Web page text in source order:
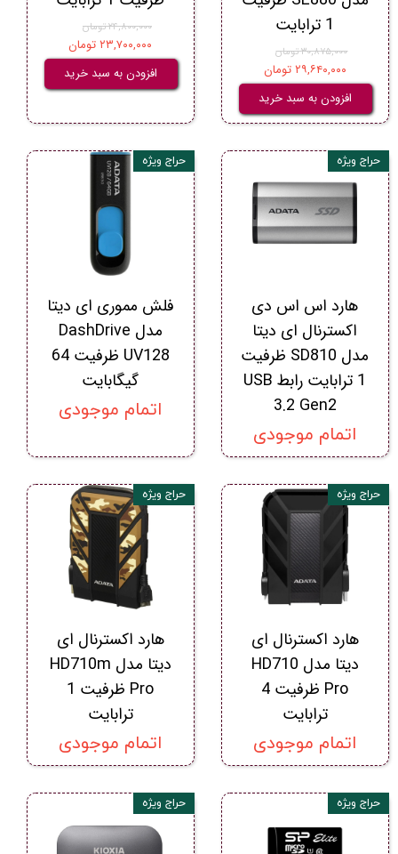
1 ترابایت
۳۰,۸۷۵,۰۰۰ تومان
۲۹,۶۴۰,۰۰۰ تومان
افزودن به سبد خرید
۲۴,۸۰۰,۰۰۰ تومان
۲۳,۷۰۰,۰۰۰ تومان
افزودن به سبد خرید
هارد اس اس دی
اکسترنال ای دیتا
مدل SD810 ظرفیت
1 ترابایت رابط USB
3.2 Gen2
اتمام موجودی
حراج ویژه
فلش مموری ای دیتا
مدل DashDrive
UV128 ظرفیت 64
گیگابایت
اتمام موجودی
حراج ویژه
هارد اکسترنال ای
دیتا مدل HD710
Pro ظرفیت 4
ترابایت
اتمام موجودی
حراج ویژه
هارد اکسترنال ای
دیتا مدل HD710m
Pro ظرفیت 1
ترابایت
اتمام موجودی
حراج ویژه
حراج ویژه حراج ویژه